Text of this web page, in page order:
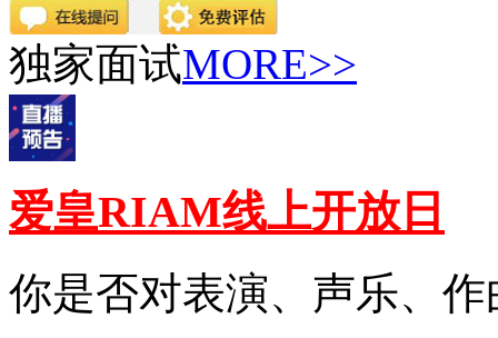
独家面试MORE>>
爱皇RIAM线上开放日
你是否对表演、声乐、